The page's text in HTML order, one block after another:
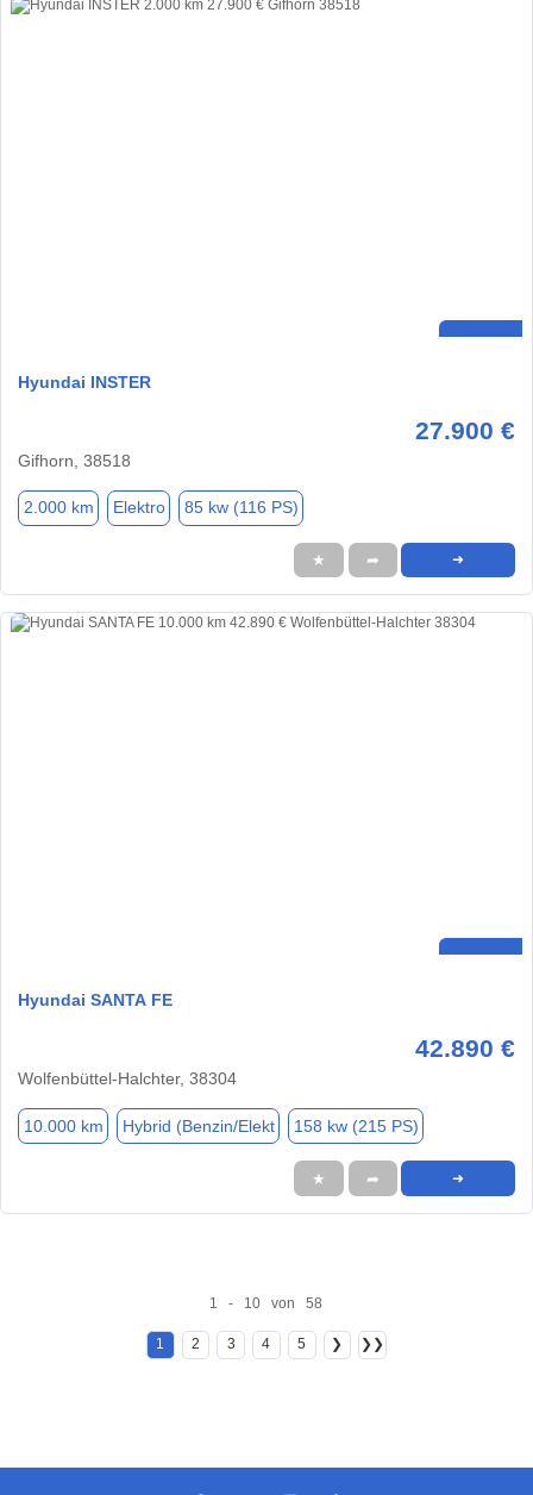
Hyundai INSTER
27.900 €
Gifhorn, 38518
2.000 km Elektro 85 kw (116 PS)
★ ➦ ➜
Hyundai SANTA FE
42.890 €
Wolfenbüttel-Halchter, 38304
10.000 km Hybrid (Benzin/Elekt 158 kw (215 PS)
★ ➦ ➜
1 - 10 von 58
1 2 3 4 5 ❯ ❯❯